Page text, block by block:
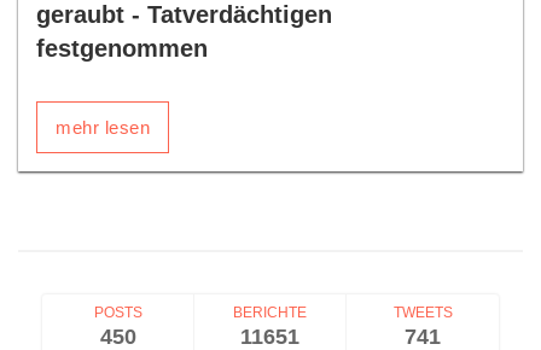
geraubt - Tatverdächtigen
festgenommen
mehr lesen
POSTS
450
BERICHTE
11651
TWEETS
741